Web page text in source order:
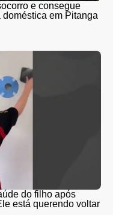
e consegue
em Pitanga
do filho após
está querendo voltar